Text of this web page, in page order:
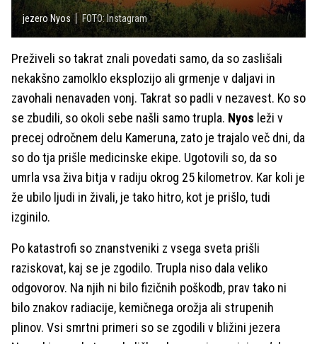
jezero Nyos FOTO: Instagram
Preživeli so takrat znali povedati samo, da so zaslišali
nekakšno zamolklo eksplozijo ali grmenje v daljavi in
zavohali nenavaden vonj. Takrat so padli v nezavest. Ko so
se zbudili, so okoli sebe našli samo trupla. Nyos leži v
precej odročnem delu Kameruna, zato je trajalo več dni, da
so do tja prišle medicinske ekipe. Ugotovili so, da so
umrla vsa živa bitja v radiju okrog 25 kilometrov. Kar koli je
že ubilo ljudi in živali, je tako hitro, kot je prišlo, tudi
izginilo.
Po katastrofi so znanstveniki z vsega sveta prišli
raziskovat, kaj se je zgodilo. Trupla niso dala veliko
odgovorov. Na njih ni bilo fizičnih poškodb, prav tako ni
bilo znakov radiacije, kemičnega orožja ali strupenih
plinov. Vsi smrtni primeri so se zgodili v bližini jezera